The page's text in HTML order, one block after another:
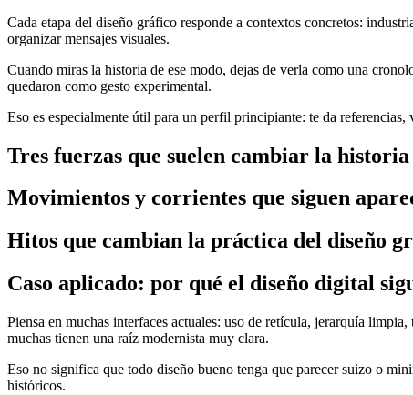
Cada etapa del diseño gráfico responde a contextos concretos:
organizar mensajes visuales.
Cuando miras la historia de ese modo, dejas de verla como una
quedaron como gesto experimental.
Eso es especialmente útil para un perfil principiante: te da
Tres fuerzas que suelen cambiar la
Movimientos y corrientes que siguen
Hitos que cambian la práctica del diseño
Caso aplicado: por qué el diseño digital
Piensa en muchas interfaces actuales: uso de retícula, jerarquía
muchas tienen una raíz modernista muy clara.
Eso no significa que todo diseño bueno tenga que parecer suizo o
históricos.